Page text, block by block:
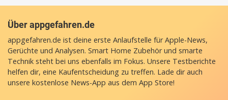
Über appgefahren.de
appgefahren.de ist deine erste Anlaufstelle für Apple-News,
Gerüchte und Analysen. Smart Home Zubehör und smarte
Technik steht bei uns ebenfalls im Fokus. Unsere Testberichte
helfen dir, eine Kaufentscheidung zu treffen. Lade dir auch
unsere kostenlose News-App aus dem App Store!